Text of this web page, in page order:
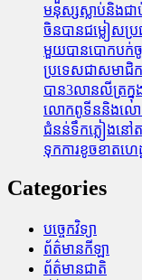
មនុស្សស្លាប់​និង​ជា
ចិនបានជម្លៀសប្រ
មួយបានបោកបក់
ប្រទេសជាសមាជិក
បាន3លានលីត្រក្នុ
លោកពូទីននិងលោកត្
ជំនន់​ទឹកភ្លៀង​ន
ទុក​ការ​ខូចខាត​ហេ
Categories
បច្ចេកវិទ្យា
ព័ត៌មានកីឡា
ព័ត៌មានជាតិ